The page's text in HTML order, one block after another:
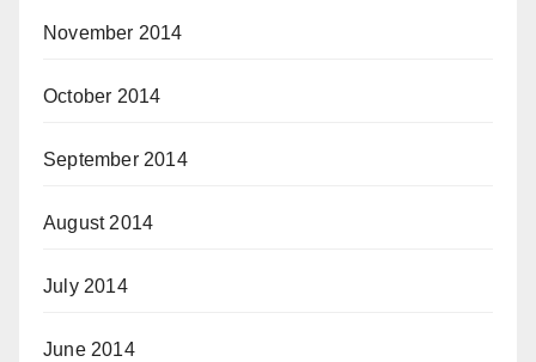
November 2014
October 2014
September 2014
August 2014
July 2014
June 2014